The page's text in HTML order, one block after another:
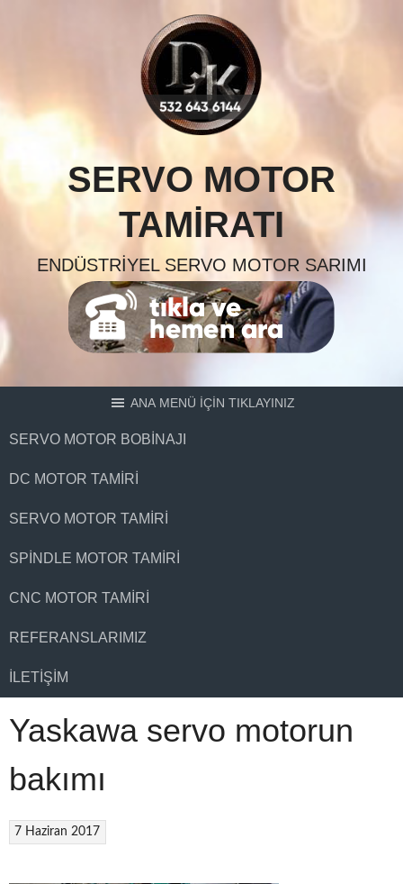
SERVO MOTOR
TAMIRATI
ENDÜSTRIYEL SERVO MOTOR SARIMI
ANA MENÜ İÇİN TIKLAYINIZ
SERVO MOTOR BOBINAJI
DC MOTOR TAMIRI
SERVO MOTOR TAMIRI
SPINDLE MOTOR TAMIRI
CNC MOTOR TAMIRI
REFERANSLARIMIZ
İLETIŞIM
Yaskawa servo motorun
bakımı
7 Haziran 2017